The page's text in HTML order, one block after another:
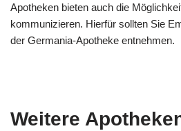
Apotheken bieten auch die
kommunizieren. Hierfür sollten Sie
der Germania-Apotheke entnehmen.
Weitere